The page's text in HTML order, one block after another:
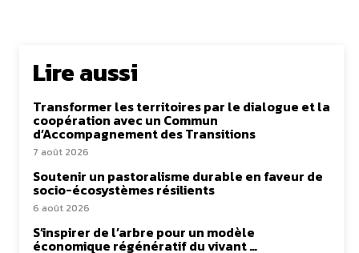
Lire aussi
Transformer les territoires par le dialogue et la
coopération avec un Commun
d’Accompagnement des Transitions
7 août 2026
Soutenir un pastoralisme durable en faveur de
socio-écosystèmes résilients
6 août 2026
S’inspirer de l’arbre pour un modèle
économique régénératif du vivant …